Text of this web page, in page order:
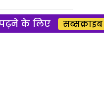
के लिए